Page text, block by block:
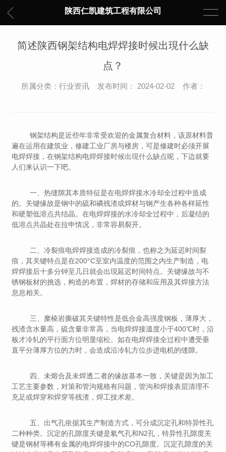
陕西仁凯建筑工程有限公司
简述陕西钢架结构电焊焊接时候出現什么缺
点？
所属分类：行业资讯 发布时间： 2024-02-02 作者：
钢架结构是近些年非常受欢迎的金属复合材料，该原材料普
遍在运用在建筑业，修建工业厂房与楼房，可是修建时必须开展
电焊焊接，在钢架结构电焊焊接时候出現什么缺点呢，下边就要
人们来认识一下吧。
一、热缝隙其本质特征是在电焊焊接水冷却全过程中造成
的。关键缘故是钢中的硫和磷残渣或焊材与钢产生各种各样延性
和硬塑低溶点共结晶。在电焊焊接的水冷却全过程中，后凝结的
低溶点共晶处在拉申情况，非常容易裂开。
二、冷裂痕电焊焊接造成的冷裂痕，也称之为延迟时间裂
痕，其关键特点是在200°C至室内温度的范围之内生产制造，电
焊焊接后十多分钟至几日就会出現延迟时间特点。关键缘故与不
锈钢板材的挑选，构造的布置，焊材的存储和应用及其焊接方法
息息相关。
三、糜棱岩撕破其关键特性是低合金高强度钢板，薄厚大，
残渣含水量高，硫含量非常高，当电焊焊接溫度小于400℃时，沿
板才冷轧的平行面方位明显缩松。如在电焊焊接全过程中遭受垂
直平分薄厚方位的力时，会造成沿冷轧方位步进电机的缝隙。
四、未熔合及未焊透二者的缘故基本一致，关键是因为加工
工艺主要参数，对策和管沟规格有问题，管沟和焊接表层清理不
充足或焊穿和焊穿等残渣，焊工技术差。
五、出气孔依据其生产制造方式，可分成沉定孔和特异性孔
二种种类。沉定的孔隙度关键是氡气孔和N2孔，特异性孔隙度关
键是钢材等稀有金属的电焊焊接中的CO孔隙度。沉定孔隙度的关